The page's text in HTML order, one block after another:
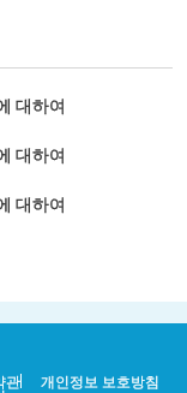
대하여
대하여
대하여
관 개인정보 보호방침